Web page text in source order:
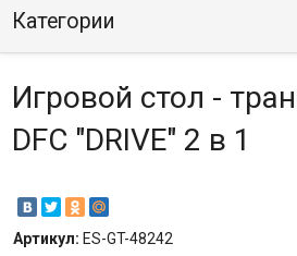
Категории
Игровой стол -
DFC "DRIVE" 2 в 1
Артикул: ES-GT-48242